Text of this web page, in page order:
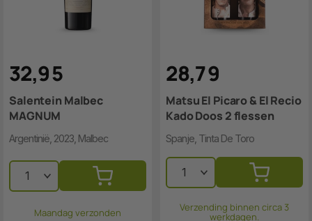
32,95
Salentein Malbec
MAGNUM
Argentinië, 2023, Malbec
Maandag verzonden
28,79
Matsu El Picaro & El Recio
Kado Doos 2 flessen
Spanje, Tinta De Toro
Verzending binnen circa 3
werkdagen.